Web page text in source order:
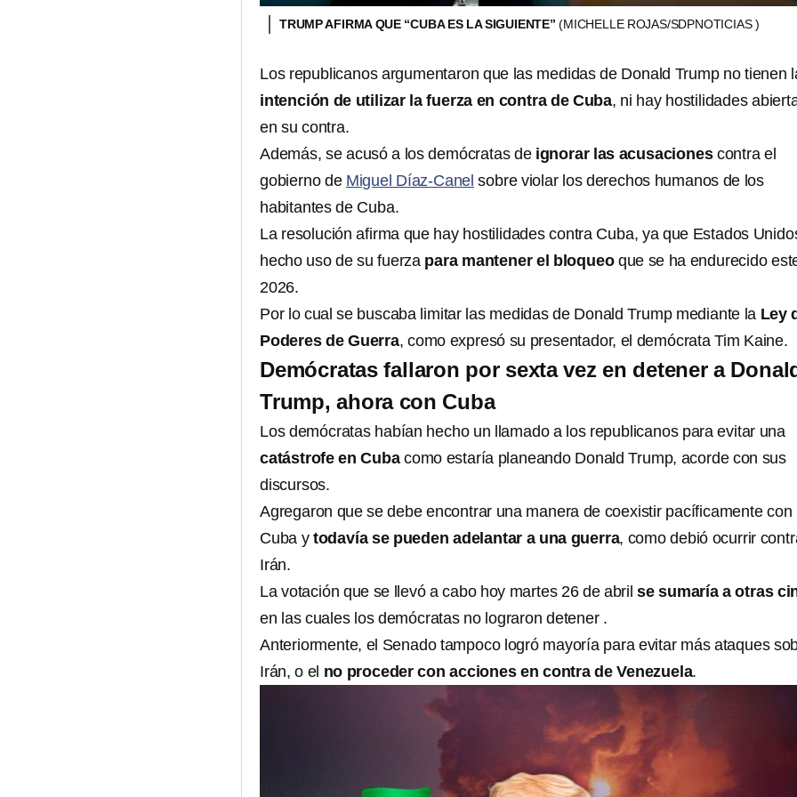
TRUMP AFIRMA QUE “CUBA ES LA SIGUIENTE”(MICHELLE ROJAS/SDPNOTICIAS )
Los republicanos argumentaron que las medidas de Donald Trump no tienen
intención de utilizar la fuerza en contra de Cuba, ni hay hostilidades
en su contra.
Además, se acusó a los demócratas de ignorar las acusacionescontra el
gobierno de Miguel Díaz-Canel sobre violar los derechos humanos de los
habitantes de Cuba.
La resolución afirma que hay hostilidades contra Cuba, ya que Estados
hecho uso de su fuerza para mantener el bloqueo que se ha endurecido
2026.
Por lo cual se buscaba limitar las medidas de Donald Trump mediante la Ley
Poderes de Guerra, como expresó su presentador, el demócrata Tim Kaine.
Demócratas fallaron por sexta vez en detener a
Trump, ahora con Cuba
Los demócratas habían hecho un llamado a los republicanos para evitar una
catástrofe en Cubacomo estaría planeando Donald Trump, acorde con sus
discursos.
Agregaron que se debe encontrar una manera de coexistir pacíficamente con
Cuba y todavía se pueden adelantar a una guerra, como debió ocurrir
Irán.
La votación que se llevó a cabo hoy martes 26 de abrilse sumaría a otras
en las cuales los demócratas no lograron detener .
Anteriormente, el Senado tampoco logró mayoría para evitar más ataques
Irán, o el no proceder con acciones en contra de Venezuela.